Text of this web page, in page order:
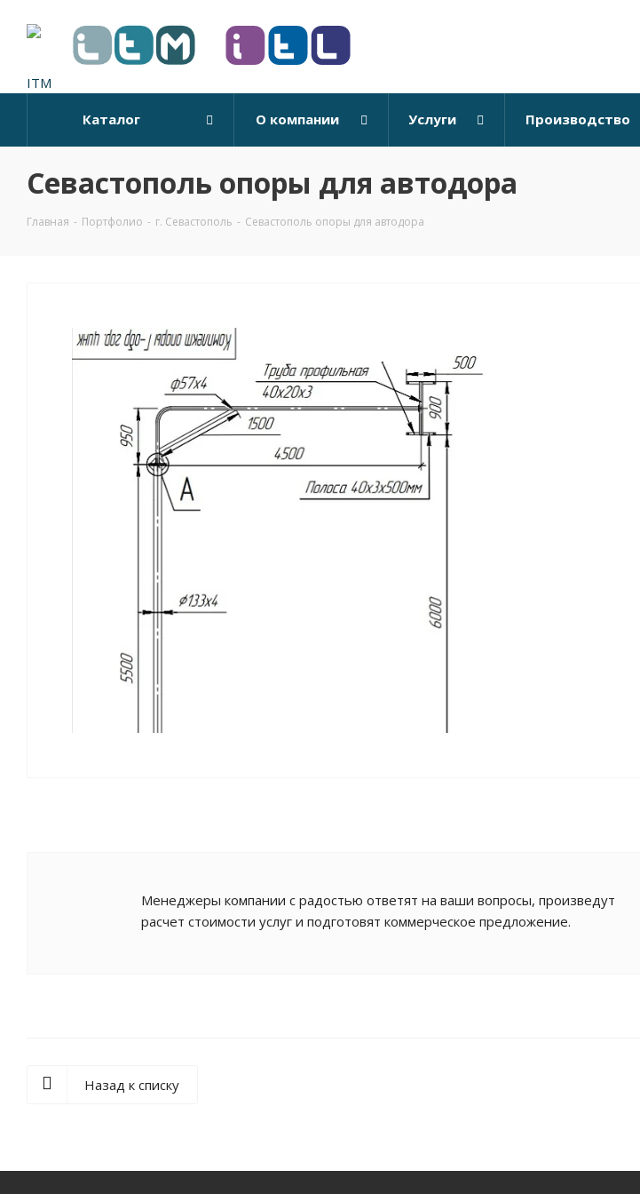
Каталог О компании Услуги Производство
Севастополь опоры для автодора
Главная - Портфолио - г. Севастополь - Севастополь опоры для автодора
Менеджеры компании с радостью ответят на ваши вопросы, произведут
расчет стоимости услуг и подготовят коммерческое предложение.
Назад к списку